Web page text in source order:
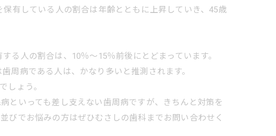
有している人の割合は年齢とともに上昇していき、45歳
る人の割合は、10％～15％前後にとどまっています。
周病である人は、かなり多いと推測されます。
しょう。
といっても差し支えない歯周病ですが、きちんと対策を
びでお悩みの方はぜひむさしの歯科までお問い合わせく